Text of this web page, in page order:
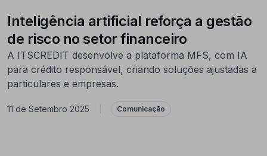
Inteligência artificial reforça a gestão
de risco no setor financeiro
A ITSCREDIT desenvolve a plataforma MFS, com IA
para crédito responsável, criando soluções ajustadas a
particulares e empresas.
11 de Setembro 2025 Comunicação